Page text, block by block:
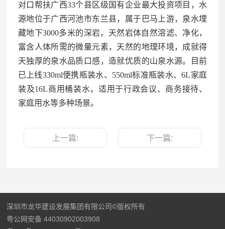
对口帮扶广西33个县区级国有企业最大投资项目，水
源地位于广西河池市东兰县，属于巴马上游，泉水埋
藏地下3000多米的深岩，天然岩体自然溶滤、净化，
富含人体所需的微量元素，天然的地理环境，成就得
天独厚的泉水品质口感，造就优质的山泉水源。目前
已上线330ml便携瓶装水、550ml标准瓶装水、6L家庭
装及16L商用桶装水，适用于行政会议、商务接待、
家庭用水等多种场景。
上一篇: 下一篇:
深圳市龙华建设发展集团有限公司©版权所有
粤公网安备 44030902003908